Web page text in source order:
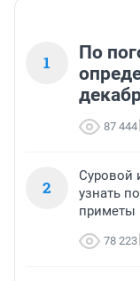
1
По
87 444
2
Суровой
узнать
приметы
78 223